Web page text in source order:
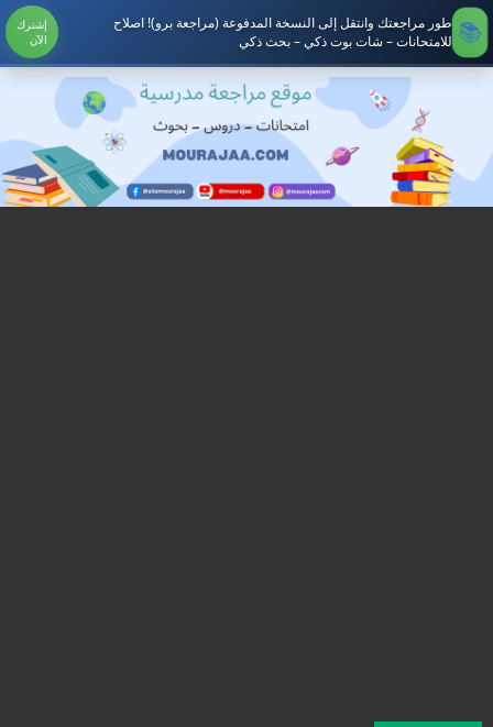
طور مراجعتك وانتقل إلى النسخة المدفوعة (مراجعة برو)! اصلاح
للامتحانات – شات بوت ذكي – بحث ذكي
إشترك
الآن